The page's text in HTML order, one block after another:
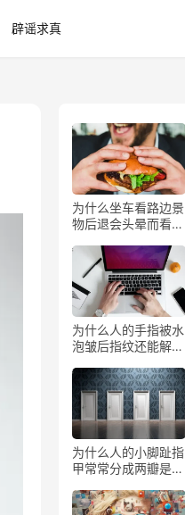
辟谣求真
为什么坐车看路边景
物后退会头晕而看前
为什么人的手指被水
泡皱后指纹还能解锁
为什么人的小脚趾指
甲常常分成两瓣是返